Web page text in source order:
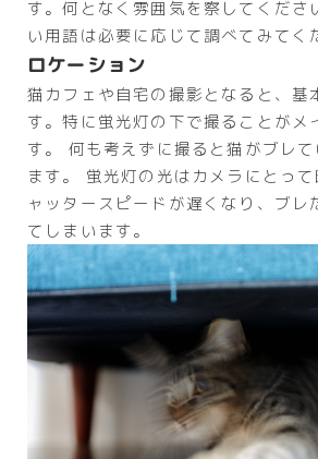
す。何となく雰囲気を察してくださ
い用語は必要に応じて調べてみてく
ロケーション
猫カフェや自宅の撮影となると、基
す。特に蛍光灯の下で撮ることがメ
す。 何も考えずに撮ると猫がブレ
ます。 蛍光灯の光はカメラにとっ
ャッタースピードが遅くなり、ブレ
てしまいます。